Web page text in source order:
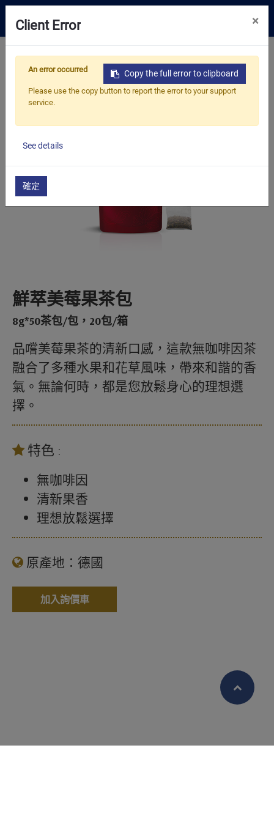
嚴選好茶
資源中心
首頁 產品 嚴選好茶
鮮萃茶包
鮮萃無咖啡因茶
鮮萃美莓果茶包
鮮萃美莓果茶包
8g*50茶包/包，20包/箱
品嚐美莓果茶的清新口感，這款無咖啡因茶
融合了多種水果和花草風味，帶來和諧的香
氣。無論何時，都是您放鬆身心的理想選
擇。
特色 :
無咖啡因
清新果香
理想放鬆選擇
原產地：德國
加入詢價車
Client Error ×
Copy the full error to clipboard
An error occurred
Please use the copy button to report the error to your support
service.
See details
確定